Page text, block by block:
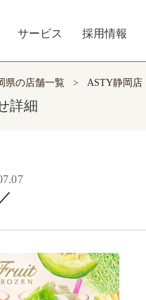
サービス 採用情報
県の店舗一覧 > ASTY静岡店
詳細